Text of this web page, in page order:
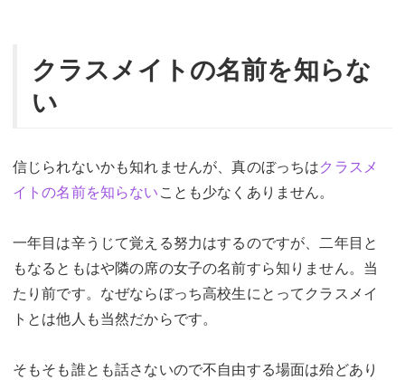
クラスメイトの名前を知らな
い
信じられないかも知れませんが、真のぼっちはクラスメ
イトの名前を知らない ことも少なくありません。
一年目は辛うじて覚える努力はするのですが、二年目と
もなるともはや隣の席の女子の名前すら知りません。当
たり前です。なぜならぼっち高校生にとってクラスメイ
トとは他人も当然だからです。
そもそも誰とも話さないので不自由する場面は殆どあり